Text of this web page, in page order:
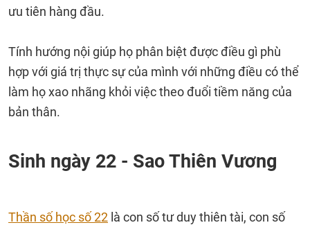
ưu tiên hàng đầu.
Tính hướng nội giúp họ phân biệt được điều gì phù
hợp với giá trị thực sự của mình với những điều có thể
làm họ xao nhãng khỏi việc theo đuổi tiềm năng của
bản thân.
Sinh ngày 22 - Sao Thiên Vương
Thần số học số 22 là con số tư duy thiên tài, con số